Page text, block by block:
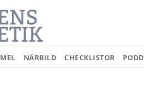
NÄRBILD CHECKLISTOR PODD